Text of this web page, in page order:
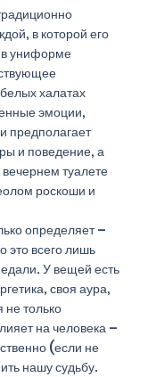
в которой его
в униформе
халатах
эмоции,
предполагает
и поведение, а
туалете
роскоши и
определяет –
это всего лишь
У вещей есть
своя аура,
не только
на человека –
(если не
нашу судьбу.